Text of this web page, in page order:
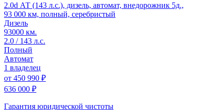
2.0d АТ (143 л.с.), дизель, автомат, внедорожник 5д.,
93 000 км, полный, серебристый
Дизель
93000 км.
2.0 / 143 л.с.
Полный
Автомат
1 владелец
от 450 990 ₽
636 000 ₽
Гарантия юридической чистоты